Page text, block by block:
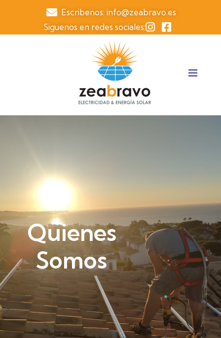
Escribenos: info@zeabravo.es
Siguenos en redes sociales:
Quienes
Somos